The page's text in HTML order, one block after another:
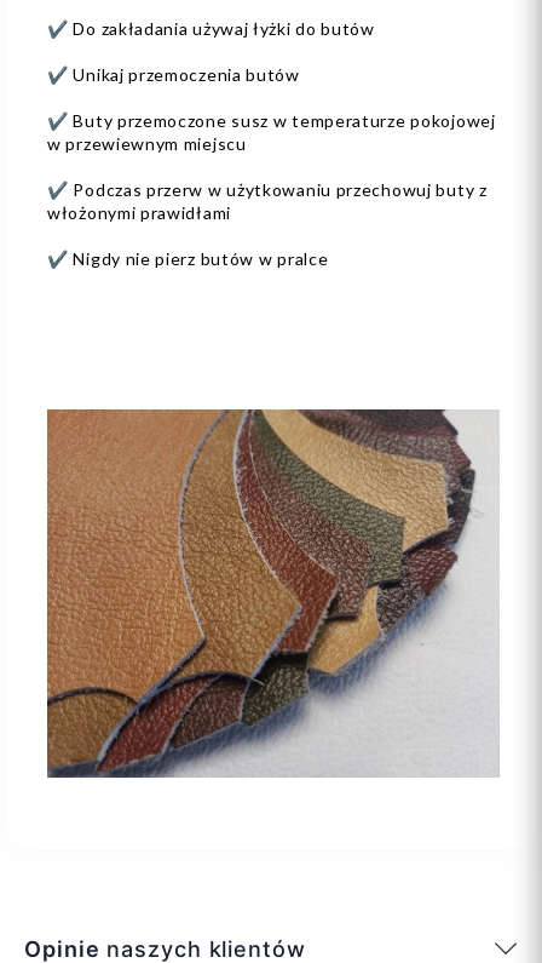
✔️ Do zakładania używaj łyżki do butów
✔️ Unikaj przemoczenia butów
✔️ Buty przemoczone susz w temperaturze pokojowej
w przewiewnym miejscu
✔️ Podczas przerw w użytkowaniu przechowuj buty z
włożonymi prawidłami
✔️ Nigdy nie pierz butów w pralce
Opinie naszych klientów